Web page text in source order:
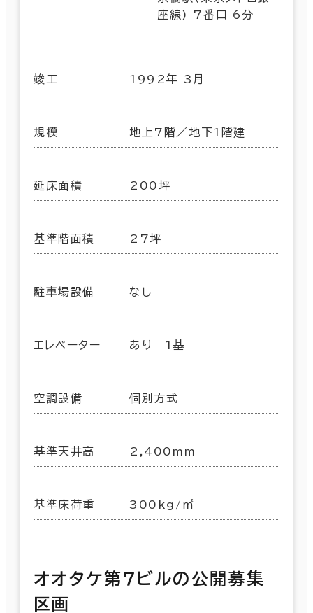
座線) 7番口 6分
竣工 1992年 3月
規模 地上7階／地下1階建
延床面積 200坪
基準階面積 27坪
駐車場設備 なし
エレベーター あり 1基
空調設備 個別方式
基準天井高 2,400mm
基準床荷重 300kg/㎡
オオタケ第７ビルの公開募集
区画